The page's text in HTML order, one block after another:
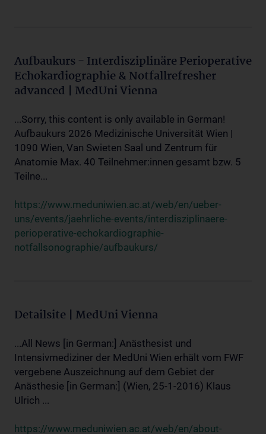
Aufbaukurs - Interdisziplinäre Perioperative
Echokardiographie & Notfallrefresher
advanced | MedUni Vienna
...Sorry, this content is only available in German!
Aufbaukurs 2026 Medizinische Universität Wien |
1090 Wien, Van Swieten Saal und Zentrum für
Anatomie Max. 40 Teilnehmer:innen gesamt bzw. 5
Teilne...
https://www.meduniwien.ac.at/web/en/ueber-
uns/events/jaehrliche-events/interdisziplinaere-
perioperative-echokardiographie-
notfallsonographie/aufbaukurs/
Detailsite | MedUni Vienna
...All News [in German:] Anästhesist und
Intensivmediziner der MedUni Wien erhält vom FWF
vergebene Auszeichnung auf dem Gebiet der
Anästhesie [in German:] (Wien, 25-1-2016) Klaus
Ulrich ...
https://www.meduniwien.ac.at/web/en/about-